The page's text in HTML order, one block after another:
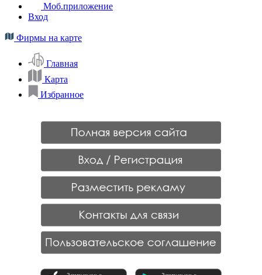
Моб.приложение
Вход
Фирмы на карте
Главная
Карта
Избранное